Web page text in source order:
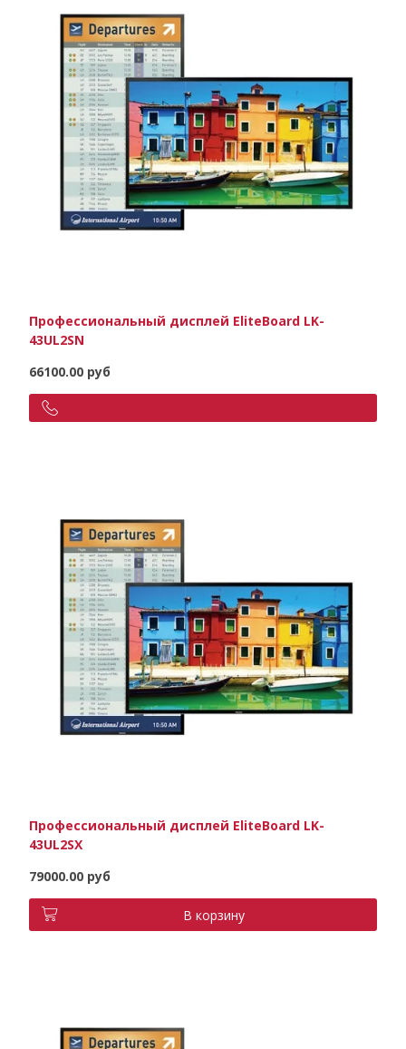
Профессиональный дисплей EliteBoard LK-
43UL2SN
66100.00 руб
Профессиональный дисплей EliteBoard LK-
43UL2SX
79000.00 руб
В корзину